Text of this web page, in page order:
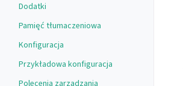
Dodatki
Pamięć tłumaczeniowa
Konfiguracja
Przykładowa konfiguracja
Polecenia zarządzania